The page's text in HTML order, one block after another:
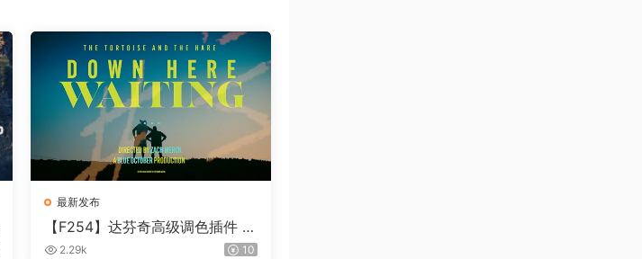
最新发布
【F254】达芬奇高级调色插件 C
ontour V2.2.2 WinMac 含使用
2.29k 10